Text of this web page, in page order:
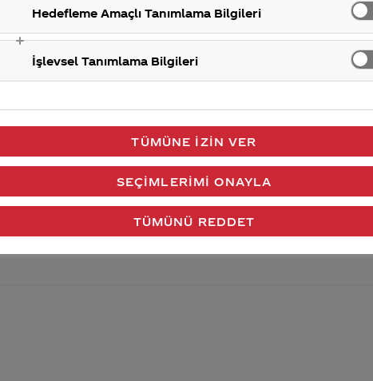
verdiğimiz cevap aklındaki soru işaretlerini giderdi
Gönder
Hedefleme Amaçlı Tanımlama Bilgileri
İşlevsel Tanımlama Bilgileri
TÜMÜNE İZIN VER
TÜMÜNÜ REDDET
SEÇIMLERIMI ONAYLA